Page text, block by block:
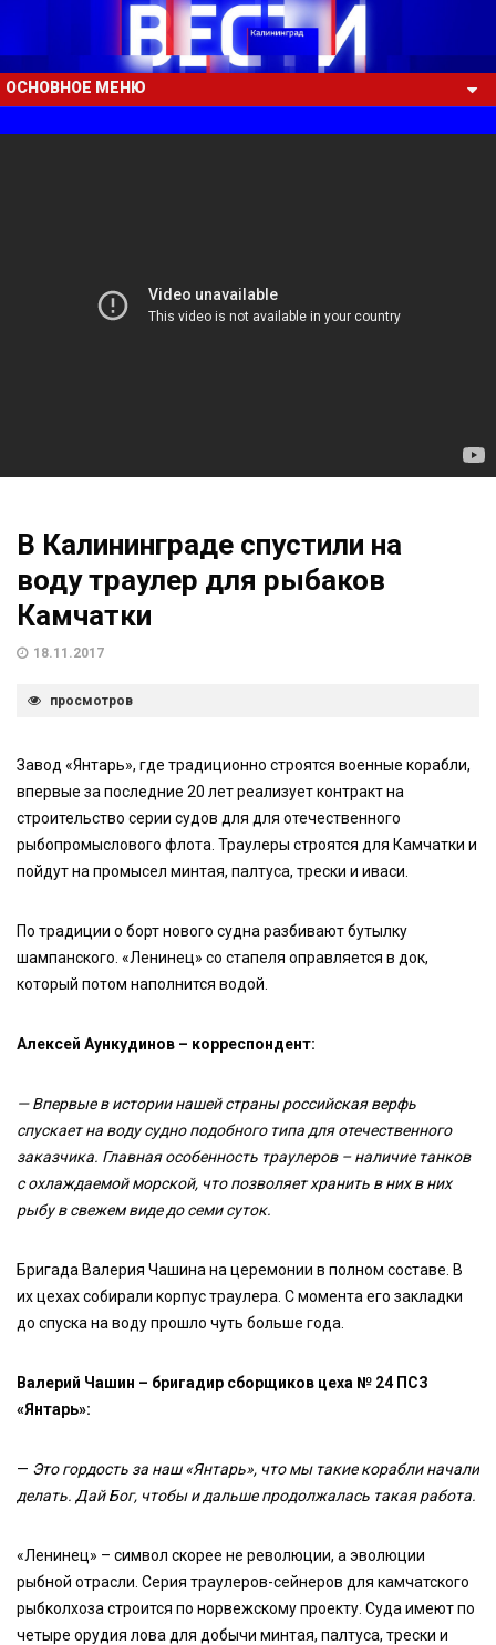
ОСНОВНОЕ МЕНЮ
В Калининграде спустили на
воду траулер для рыбаков
Камчатки
18.11.2017
просмотров
Завод «Янтарь», где традиционно строятся военные корабли,
впервые за последние 20 лет реализует контракт на
строительство серии судов для для отечественного
рыбопромыслового флота. Траулеры строятся для Камчатки и
пойдут на промысел минтая, палтуса, трески и иваси.
По традиции о борт нового судна разбивают бутылку
шампанского. «Ленинец» со стапеля оправляется в док,
который потом наполнится водой.
Алексей Аункудинов – корреспондент:
— Впервые в истории нашей страны российская верфь
спускает на воду судно подобного типа для отечественного
заказчика. Главная особенность траулеров – наличие танков
с охлаждаемой морской, что позволяет хранить в них в них
рыбу в свежем виде до семи суток.
Бригада Валерия Чашина на церемонии в полном составе. В
их цехах собирали корпус траулера. С момента его закладки
до спуска на воду прошло чуть больше года.
Валерий Чашин – бригадир сборщиков цеха № 24 ПСЗ
«Янтарь»:
— Это гордость за наш «Янтарь», что мы такие корабли начали
делать. Дай Бог, чтобы и дальше продолжалась такая работа.
«Ленинец» – символ скорее не революции, а эволюции
рыбной отрасли. Серия траулеров-сейнеров для камчатского
рыбколхоза строится по норвежскому проекту. Суда имеют по
четыре орудия лова для добычи минтая, палтуса, трески и